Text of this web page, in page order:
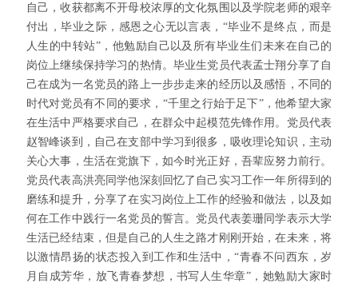
自己，收获都离不开母校浓厚的文化氛围以及学院老师的艰辛
付出，毕业之际，感恩之心无以言表，“毕业不是终点，而是
人生的中转站”，他勉励自己以及所有毕业生们未来在自己的
岗位上继续保持学习的热情。毕业生党员代表孟士翔分享了自
己在成为一名党员的路上一步步走来的经历以及感悟，不同的
时代对党员有不同的要求，“千里之行始于足下”，他希望大家
在生活中严格要求自己，在群众中起模范先锋作用。党员代表
赵智峰谈到，自己在支部中学习到很多，吸收理论知识，主动
关心大事，生活在党旗下，如今时光正好，吾辈应努力前行。
党员代表高洪亮同学他深刻回忆了自己实习工作一年所得到的
磨练和提升，分享了在实习岗位上工作的经验和做法，以及如
何在工作中践行一名党员的誓言。党员代表姜珊同学表示大学
生活已经结束，但是自己的人生之路才刚刚开始，在未来，将
以激情昂扬的状态投入到工作和生活中，“青春不问西东，岁
月自成芳华，放飞青春梦想，书写人生华章”，她勉励大家时